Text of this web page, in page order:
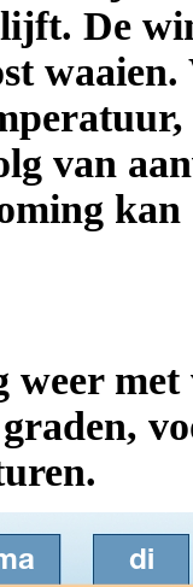
De
van
weer
graden,